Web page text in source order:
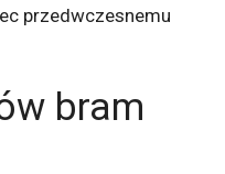
przedwczesnemu
bram